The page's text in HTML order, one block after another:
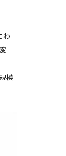
わ
模